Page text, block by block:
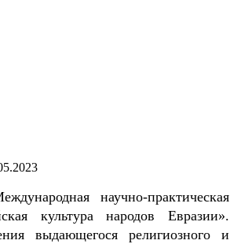
научно-практическая
культура народов Евразии».
выдающегося религиозного и